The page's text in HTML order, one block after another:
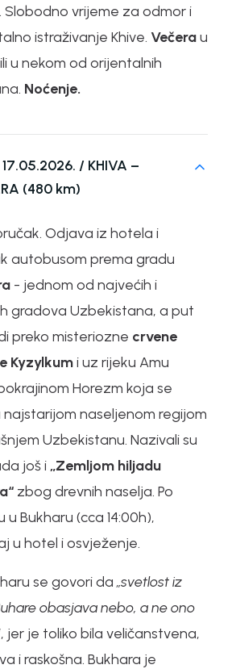
Slobodno vrijeme za odmor i
istraživanje Khive. Večerau
u nekom od orijentalnih
Noćenje.
17.05.2026. / KHIVA –
(480 km)
Odjava iz hotela i
autobusom prema gradu
- jednom od najvećih i
gradova Uzbekistana, a put
preko misteriozne crvene
Kyzylkumi uz rijeku Amu
Horezm koja se
naseljenom regijom
Uzbekistanu. Nazivali su
još i „Zemljom hiljadu
zbog drevnih naselja. Po
u Bukharu (cca 14:00h),
u hotel i osvježenje.
se govori da „svetlost iz
obasjava nebo, a ne ono
, jer je toliko bila veličanstvena,
i raskošna. Bukhara je